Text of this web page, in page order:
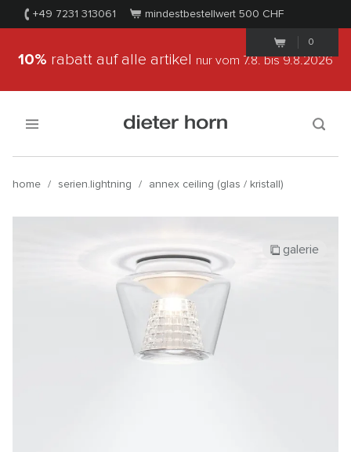
+49 7231 313061 mindestbestellwert 500 CHF
0
10% rabatt auf alle artikel nur vom 7.8.bis 9.8.2026
home / serien.lightning / annex ceiling (glas / kristall)
galerie